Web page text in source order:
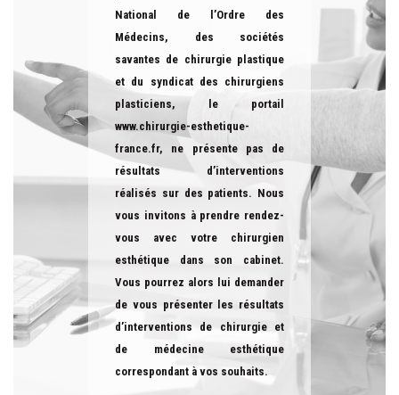
National de l’Ordre des
Médecins, des sociétés
savantes de chirurgie plastique
et du syndicat des chirurgiens
plasticiens, le portail
www.chirurgie-esthetique-
france.fr, ne présente pas de
résultats d’interventions
réalisés sur des patients. Nous
vous invitons à prendre rendez-
vous avec votre chirurgien
esthétique dans son cabinet.
Vous pourrez alors lui demander
de vous présenter les résultats
d’interventions de chirurgie et
de médecine esthétique
correspondant à vos souhaits.